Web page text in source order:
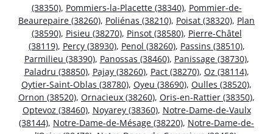
(38350), Pommiers-la-Placette (38340), Pommier-de-
Beaurepaire (38260), Poliénas (38210), Poisat (38320), Plan
(38590), Pisieu (38270), Pinsot (38580), Pierre-Châtel
(38119), Percy (38930), Penol (38260), Passins (38510),
Parmilieu (38390), Panossas (38460), Panissage (38730),
Paladru (38850), Pajay (38260), Pact (38270), Oz (38114),
Oytier-Saint-Oblas (38780), Oyeu (38690), Oulles (38520),
Ornon (38520), Ornacieux (38260), Oris-en-Rattier (38350),
Optevoz (38460), Noyarey (38360), Notre-Dame-de-Vaulx
(38144), Notre-Dame-de-Mésage (38220), Notre-Dame-de-